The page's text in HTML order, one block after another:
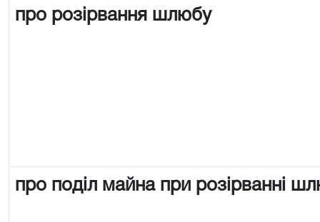
про розірвання шлюбу
про поділ майна при розірванні